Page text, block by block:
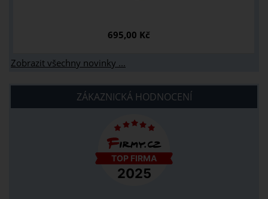
695,00 Kč
Zobrazit všechny novinky ...
ZÁKAZNICKÁ HODNOCENÍ